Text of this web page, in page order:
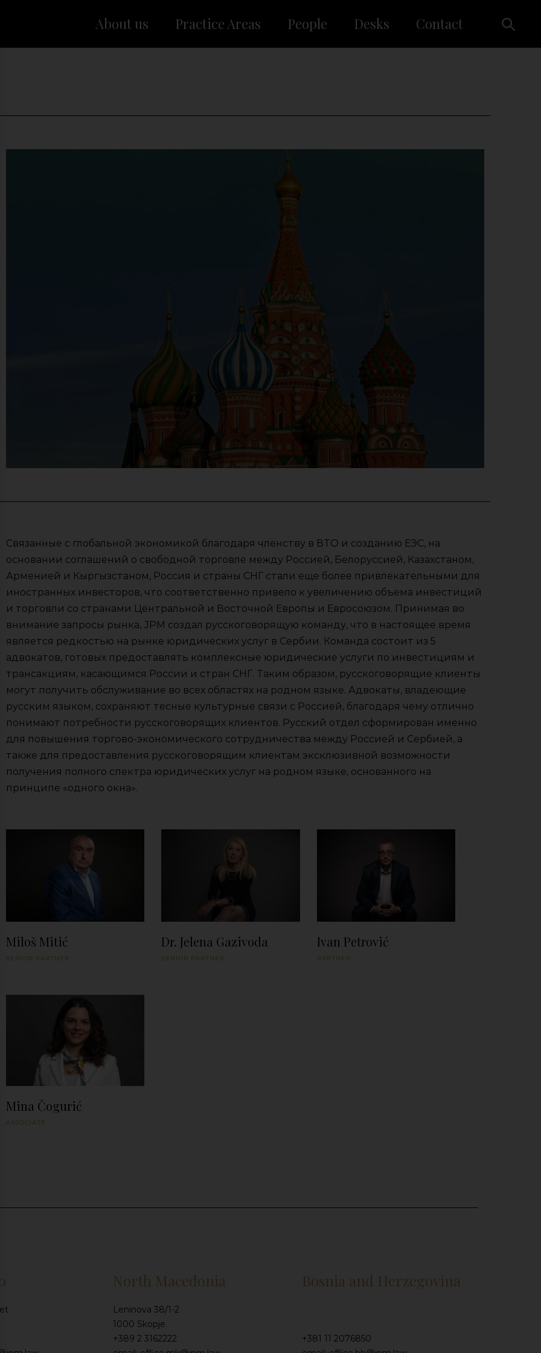
About us Practice Areas People Desks Contact
Связанные с глобальной экономикой благодаря членству в ВТО и созданию ЕЭС, на
основании соглашений о свободной торговле между Россией, Белоруссией, Казахстаном,
Арменией и Кыргызстаном, Россия и страны СНГ стали еще более привлекательными для
иностранных инвесторов, что соответственно привело к увеличению объема инвестиций
и торговли со странами Центральной и Восточной Европы и Евросоюзом. Принимая во
внимание запросы рынка, ЈPM создал русскоговорящую команду, что в настоящее время
является редкостью на рынке юридических услуг в Сербии. Команда состоит из 5
адвокатов, готовых предоставлять комплексные юридические услуги по инвестициям и
трансакциям, касающимся России и стран СНГ. Таким образом, русскоговорящие клиенты
могут получить обслуживание во всех областях на родном языке. Адвокаты, владеющие
русским языком, сохраняют тесные культурные связи с Россией, благодаря чему отлично
понимают потребности русскоговорящих клиентов. Русский отдел сформирован именно
для повышения торгово-экономического сотрудничества между Россией и Сербией, а
также для предоставления русскоговорящим клиентам эксклюзивной возможности
получения полного спектра юридических услуг на родном языке, основанного на
принципе «одного окна».
Miloš Mitić
SENIOR PARTNER
Dr. Jelena Gazivoda
SENIOR PARTNER
Ivan Petrović
PARTNER
Mina Čogurić
ASSOCIATE
North Macedonia
Leninova 38/1-2
1000 Skopje
+389 2 3162222
Bosnia and Herzegovina
+381 11 2076850